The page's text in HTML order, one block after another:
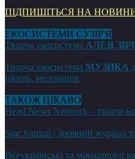
ПІДПИШІТЬСЯ НА
ЕКОСИСТЕМИ СУЗІР'Я
Творча екосистема АЛЕЯ
Творча екосистема МУЗИКА
пісень, меломанів
ТАКОЖ ЦІКАВО
Head News Network – творчі
Star Journal | Зоряний журнал
Всеукраїнські та міжнародні